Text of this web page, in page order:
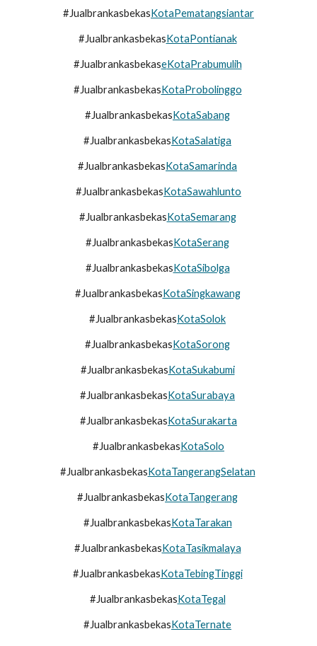
#JualbrankasbekasKotaPematangsiantar
#JualbrankasbekasKotaPontianak
#JualbrankasbekaseKotaPrabumulih
#JualbrankasbekasKotaProbolinggo
#JualbrankasbekasKotaSabang
#JualbrankasbekasKotaSalatiga
#JualbrankasbekasKotaSamarinda
#JualbrankasbekasKotaSawahlunto
#JualbrankasbekasKotaSemarang
#JualbrankasbekasKotaSerang
#JualbrankasbekasKotaSibolga
#JualbrankasbekasKotaSingkawang
#JualbrankasbekasKotaSolok
#JualbrankasbekasKotaSorong
#JualbrankasbekasKotaSukabumi
#JualbrankasbekasKotaSurabaya
#JualbrankasbekasKotaSurakarta
#JualbrankasbekasKotaSolo
#JualbrankasbekasKotaTangerangSelatan
#JualbrankasbekasKotaTangerang
#JualbrankasbekasKotaTarakan
#JualbrankasbekasKotaTasikmalaya
#JualbrankasbekasKotaTebingTinggi
#JualbrankasbekasKotaTegal
#JualbrankasbekasKotaTernate